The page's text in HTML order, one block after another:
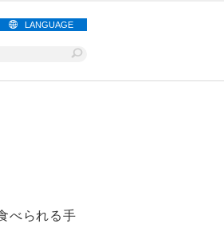
LANGUAGE
べられる手